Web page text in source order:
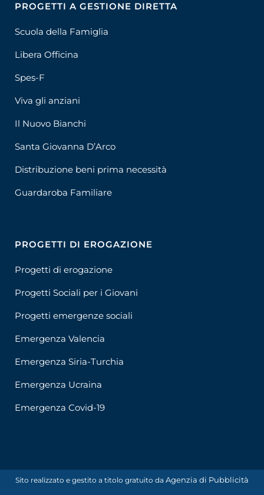
PROGETTI A GESTIONE DIRETTA
Scuola della Famiglia
Libera Officina
Spes-F
Viva gli anziani
Il Nuovo Bianchi
Santa Giovanna D’Arco
Distribuzione beni prima necessità
Guardaroba Familiare
PROGETTI DI EROGAZIONE
Progetti di erogazione
Progetti Sociali per i Giovani
Progetti emergenze sociali
Emergenza Valencia
Emergenza Siria-Turchia
Emergenza Ucraina
Emergenza Covid-19
Sito realizzato e gestito a titolo gratuito da Agenzia di Pubblicità